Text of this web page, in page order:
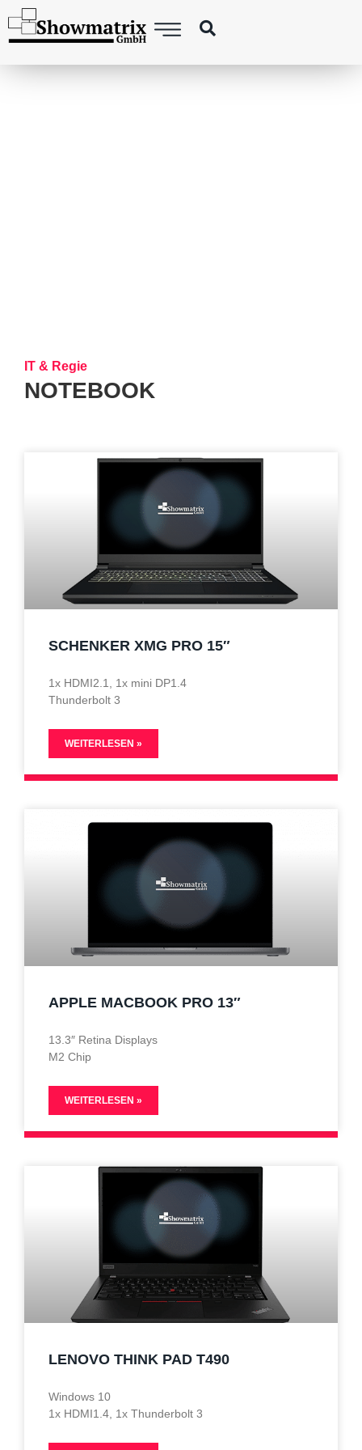
IT & Regie
NOTEBOOK
SCHENKER XMG PRO 15″
1x HDMI2.1, 1x mini DP1.4
Thunderbolt 3
WEITERLESEN »
APPLE MACBOOK PRO 13″
13.3″ Retina Displays
M2 Chip
WEITERLESEN »
LENOVO THINK PAD T490
Windows 10
1x HDMI1.4, 1x Thunderbolt 3